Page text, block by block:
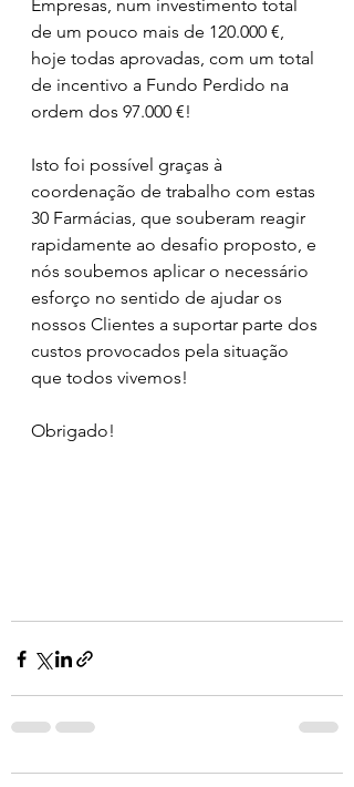
Empresas, num investimento total
de um pouco mais de 120.000 €,
hoje todas aprovadas, com um total
de incentivo a Fundo Perdido na
ordem dos 97.000 €!
Isto foi possível graças à
coordenação de trabalho com estas
30 Farmácias, que souberam reagir
rapidamente ao desafio proposto, e
nós soubemos aplicar o necessário
esforço no sentido de ajudar os
nossos Clientes a suportar parte dos
custos provocados pela situação
que todos vivemos!
Obrigado!